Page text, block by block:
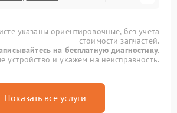
указаны ориентировочные, без учета
стоимости запчастей.
на бесплатную диагностику.
и укажем на неисправность.
Показать все услуги